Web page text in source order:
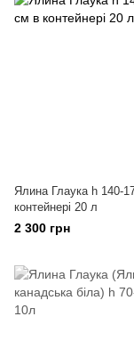
Ялина Глаука h 140-
контейнері 20 л
2 300 грн